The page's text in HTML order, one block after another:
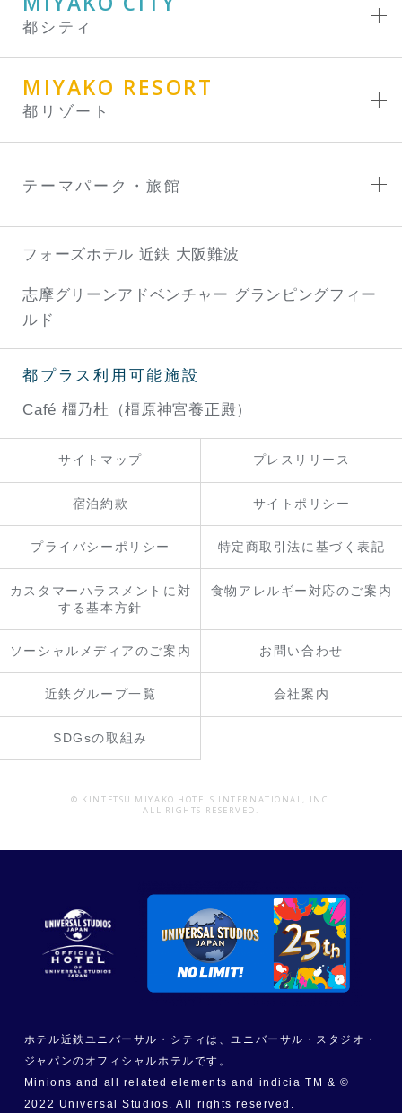
都シティ
MIYAKO RESORT
都リゾート
テーマパーク・旅館
フォーズホテル 近鉄 大阪難波
志摩グリーンアドベンチャー グランピングフィー
ルド
都プラス利用可能施設
Café 橿乃杜（橿原神宮養正殿）
サイトマップ プレスリリース
宿泊約款 サイトポリシー
プライバシーポリシー 特定商取引法に基づく表記
カスタマーハラスメントに対
する基本方針
食物アレルギー対応のご案内
ソーシャルメディアのご案内 お問い合わせ
近鉄グループ一覧 会社案内
SDGsの取組み
© KINTETSU MIYAKO HOTELS INTERNATIONAL, INC.
ALL RIGHTS RESERVED.
ホテル近鉄ユニバーサル・シティは、ユニバーサル・スタジオ・
ジャパンのオフィシャルホテルです。
Minions and all related elements and indicia TM & ©
2022 Universal Studios. All rights reserved.